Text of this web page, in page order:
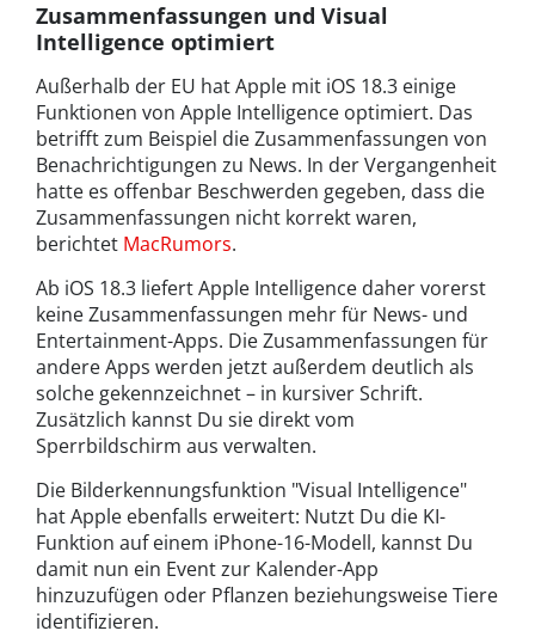
Zusammenfassungen und Visual
Intelligence optimiert
Außerhalb der EU hat Apple mit iOS 18.3 einige
Funktionen von Apple Intelligence optimiert. Das
betrifft zum Beispiel die Zusammenfassungen von
Benachrichtigungen zu News. In der Vergangenheit
hatte es offenbar Beschwerden gegeben, dass die
Zusammenfassungen nicht korrekt waren,
berichtet MacRumors.
Ab iOS 18.3 liefert Apple Intelligence daher vorerst
keine Zusammenfassungen mehr für News- und
Entertainment-Apps. Die Zusammenfassungen für
andere Apps werden jetzt außerdem deutlich als
solche gekennzeichnet – in kursiver Schrift.
Zusätzlich kannst Du sie direkt vom
Sperrbildschirm aus verwalten.
Die Bilderkennungsfunktion "Visual Intelligence"
hat Apple ebenfalls erweitert: Nutzt Du die KI-
Funktion auf einem iPhone-16-Modell, kannst Du
damit nun ein Event zur Kalender-App
hinzuzufügen oder Pflanzen beziehungsweise Tiere
identifizieren.